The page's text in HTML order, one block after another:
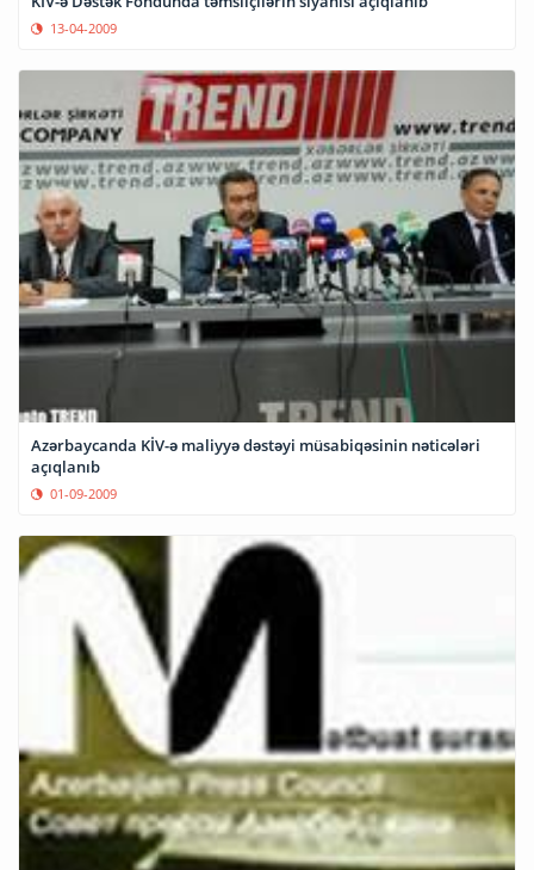
13-04-2009
Azərbaycanda KİV-ə maliyyə dəstəyi müsabiqəsinin nəticələri
açıqlanıb
01-09-2009